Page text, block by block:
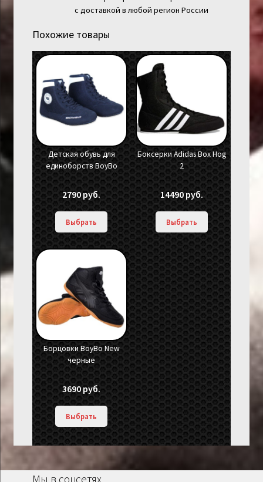
с доставкой в любой регион России
Похожие товары
Детская обувь для
единоборств BoyBo
2790 руб.
Выбрать
Боксерки Adidas Box Hog
2
14490руб.
Выбрать
Борцовки BoyBo New
черные
3690 руб.
Выбрать
Мы в соцсетях